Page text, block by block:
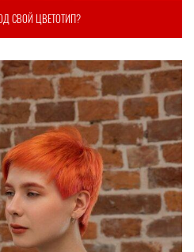
СВОЙ ЦВЕТОТИП?